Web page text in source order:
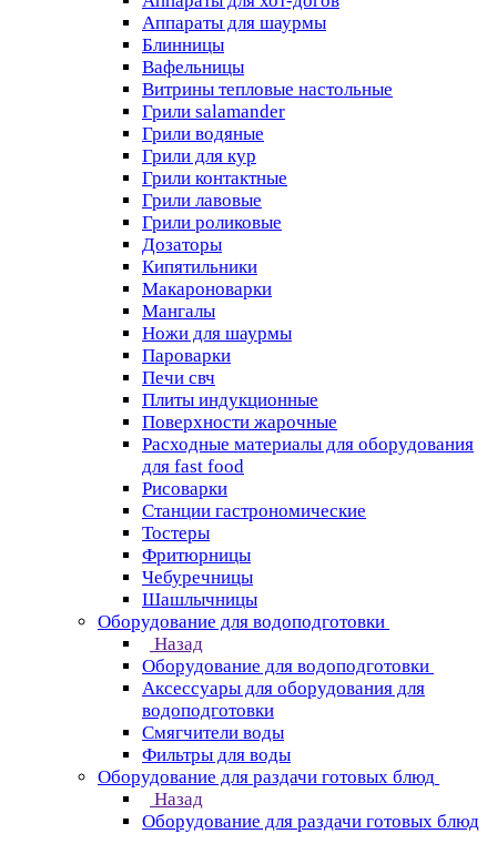
Аппараты для шаурмы
Блинницы
Вафельницы
Витрины тепловые настольные
Грили salamander
Грили водяные
Грили для кур
Грили контактные
Грили лавовые
Грили роликовые
Дозаторы
Кипятильники
Макароноварки
Мангалы
Ножи для шаурмы
Пароварки
Печи свч
Плиты индукционные
Поверхности жарочные
Расходные материалы для оборудования
для fast food
Рисоварки
Станции гастрономические
Тостеры
Фритюрницы
Чебуречницы
Шашлычницы
Оборудование для водоподготовки
Назад
Оборудование для водоподготовки
Аксессуары для оборудования для
водоподготовки
Смягчители воды
Фильтры для воды
Оборудование для раздачи готовых блюд
Назад
Оборудование для раздачи готовых блюд